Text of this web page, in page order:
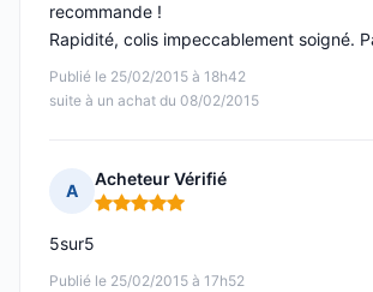
Publié le 25/02/2015 à 18h42
suite à un achat du 08/02/2015
recommande !
Rapidité, colis impeccablement soigné.
A
Acheteur Vérifié
Note : 5 sur 5
Publié le 25/02/2015 à 17h52
5sur5